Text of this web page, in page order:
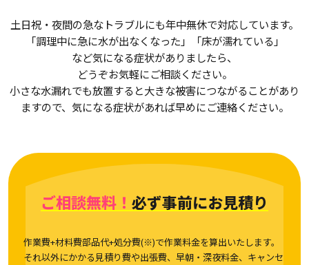
土日祝・夜間の急なトラブルにも年中無休で対応しています。
「調理中に急に水が出なくなった」「床が濡れている」
など気になる症状がありましたら、
どうぞお気軽にご相談ください。
小さな水漏れでも放置すると大きな被害につながることがあり
ますので、気になる症状があれば早めにご連絡ください。
ご相談無料！ 必ず事前にお見積り
作業費+材料費部品代+処分費(※)で作業料金を算出いたします。
それ以外にかかる見積り費や出張費、早朝・深夜料金、キャンセ